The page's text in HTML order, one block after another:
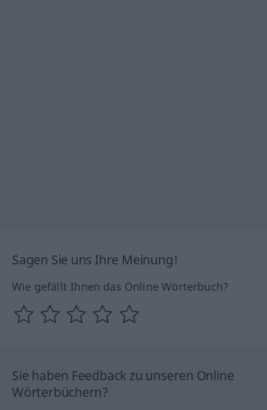
Sagen Sie uns Ihre Meinung!
Wie gefällt Ihnen das Online Wörterbuch?
Sie haben Feedback zu unseren Online
Wörterbüchern?